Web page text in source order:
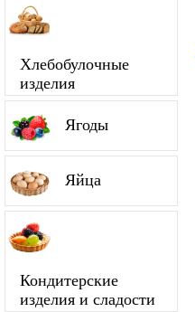
Хлебобулочные
изделия
Ягоды
Яйца
Кондитерские
изделия и сладости